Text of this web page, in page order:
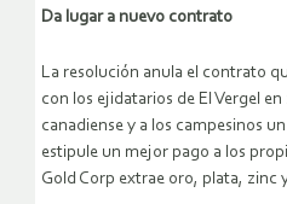
Da lugar a nuevo contrato
La resolución anula el contrato
con los ejidatarios de El Vergel
canadiense y a los campesinos
estipule un mejor pago a los
Gold Corp extrae oro, plata, zinc